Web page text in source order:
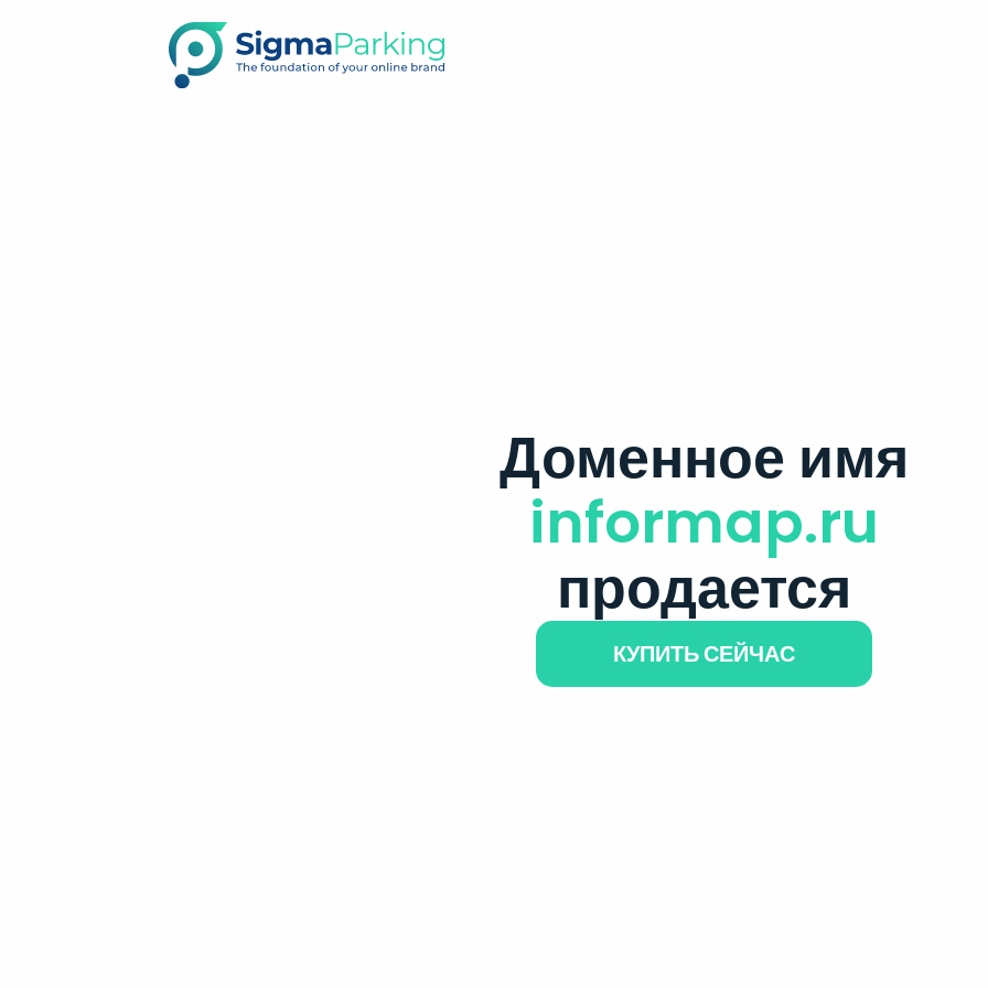
Доменное имя
informap.ru
продается
КУПИТЬ СЕЙЧАС